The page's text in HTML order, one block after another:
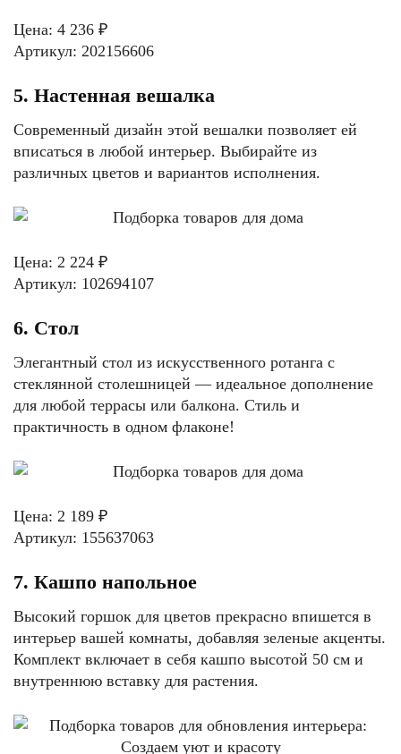
Цена: 4 236 ₽
Артикул: 202156606
5. Настенная вешалка
Современный дизайн этой вешалки позволяет ей
вписаться в любой интерьер. Выбирайте из
различных цветов и вариантов исполнения.
Цена: 2 224 ₽
Артикул: 102694107
6. Стол
Элегантный стол из искусственного ротанга с
стеклянной столешницей — идеальное дополнение
для любой террасы или балкона. Стиль и
практичность в одном флаконе!
Цена: 2 189 ₽
Артикул: 155637063
7. Кашпо напольное
Высокий горшок для цветов прекрасно впишется в
интерьер вашей комнаты, добавляя зеленые акценты.
Комплект включает в себя кашпо высотой 50 см и
внутреннюю вставку для растения.